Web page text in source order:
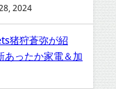
2024
猪狩蒼弥が紹
あったか家電＆加